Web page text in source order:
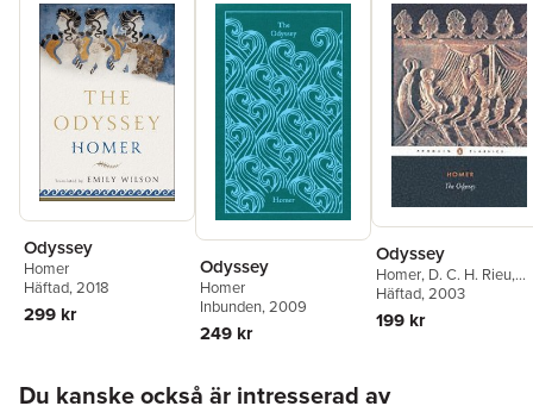
Odyssey
Homer
Häftad, 2018
299 kr
Odyssey
Homer
Inbunden, 2009
249 kr
Odyssey
Homer, D. C. H. Rieu,
Peter Jones
Häftad, 2003
199 kr
Du kanske också är intresserad av